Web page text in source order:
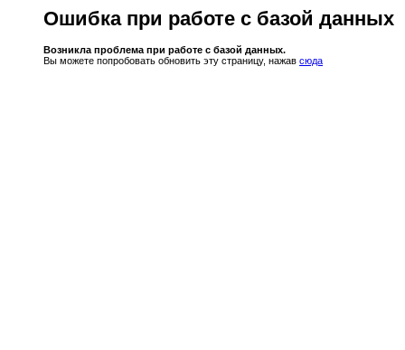
Ошибка при работе с базой данных
Возникла проблема при работе с базой данных.
Вы можете попробовать обновить эту страницу, нажав сюда